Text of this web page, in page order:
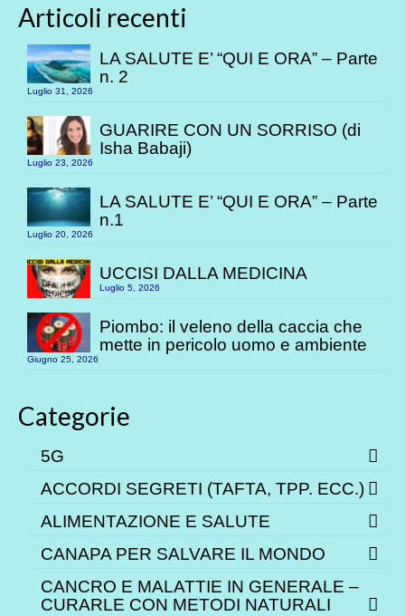
Articoli recenti
LA SALUTE E’ “QUI E ORA” – Parte
n. 2
Luglio 31, 2026
GUARIRE CON UN SORRISO (di
Isha Babaji)
Luglio 23, 2026
LA SALUTE E’ “QUI E ORA” – Parte
n.1
Luglio 20, 2026
UCCISI DALLA MEDICINA
Luglio 5, 2026
Piombo: il veleno della caccia che
mette in pericolo uomo e ambiente
Giugno 25, 2026
Categorie
5G
ACCORDI SEGRETI (TAFTA, TPP. ECC.)
ALIMENTAZIONE E SALUTE
CANAPA PER SALVARE IL MONDO
CANCRO E MALATTIE IN GENERALE –
CURARLE CON METODI NATURALI